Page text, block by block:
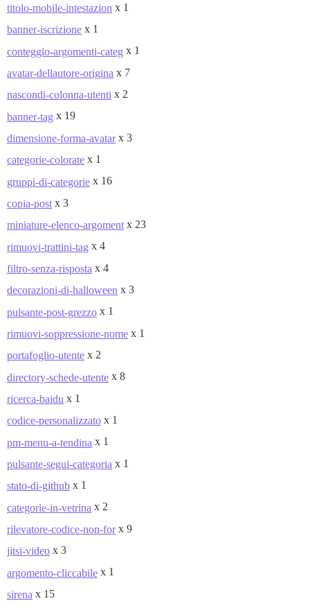
titolo-mobile-intestazion x 1
banner-iscrizione x 1
conteggio-argomenti-categ x 1
avatar-dellautore-origina x 7
nascondi-colonna-utenti x 2
banner-tag x 19
dimensione-forma-avatar x 3
categorie-colorate x 1
gruppi-di-categorie x 16
copia-post x 3
miniature-elenco-argoment x 23
rimuovi-trattini-tag x 4
filtro-senza-risposta x 4
decorazioni-di-halloween x 3
pulsante-post-grezzo x 1
rimuovi-soppressione-nome x 1
portafoglio-utente x 2
directory-schede-utente x 8
ricerca-baidu x 1
codice-personalizzato x 1
pm-menu-a-tendina x 1
pulsante-segui-categoria x 1
stato-di-github x 1
categorie-in-vetrina x 2
rilevatore-codice-non-for x 9
jitsi-video x 3
argomento-cliccabile x 1
sirena x 15